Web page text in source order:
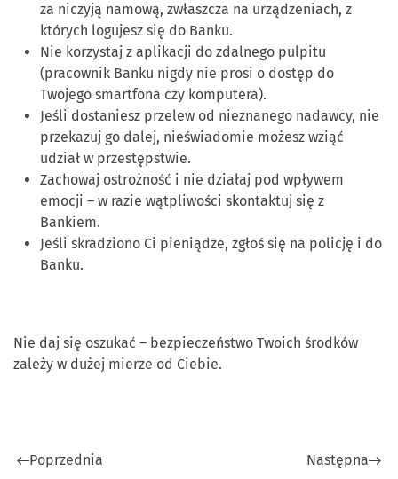
za niczyją namową, zwłaszcza na urządzeniach, z
których logujesz się do Banku.
Nie korzystaj z aplikacji do zdalnego pulpitu
(pracownik Banku nigdy nie prosi o dostęp do
Twojego smartfona czy komputera).
Jeśli dostaniesz przelew od nieznanego nadawcy, nie
przekazuj go dalej, nieświadomie możesz wziąć
udział w przestępstwie.
Zachowaj ostrożność i nie działaj pod wpływem
emocji – w razie wątpliwości skontaktuj się z
Bankiem.
Jeśli skradziono Ci pieniądze, zgłoś się na policję i do
Banku.
Nie daj się oszukać – bezpieczeństwo Twoich środków
zależy w dużej mierze od Ciebie.
Poprzednia Następna